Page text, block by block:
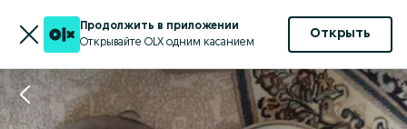
Продолжить в приложении
Открывайте OLX одним касанием
Открыть